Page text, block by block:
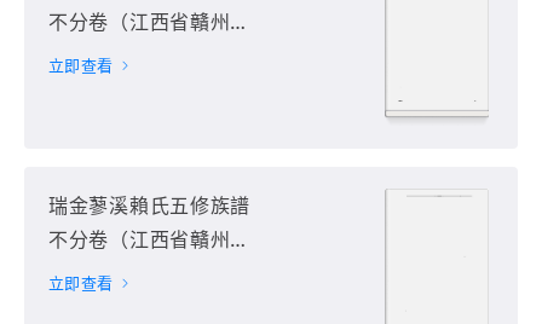
不分卷（江西省贛州市
瑞金市）第2册
立即查看
瑞金蓼溪賴氏五修族譜
不分卷（江西省贛州市
瑞金市）第3册
立即查看